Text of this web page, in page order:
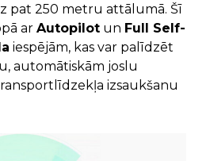
pat 250 metru attālumā. Šī
ar Autopilot un Full Self-
iespējām, kas var palīdzēt
automātiskām joslu
izsaukšanu